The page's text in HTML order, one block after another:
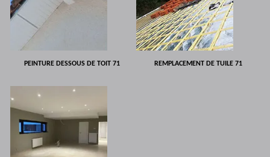
PEINTURE DESSOUS DE TOIT 71 REMPLACEMENT DE TUILE 71